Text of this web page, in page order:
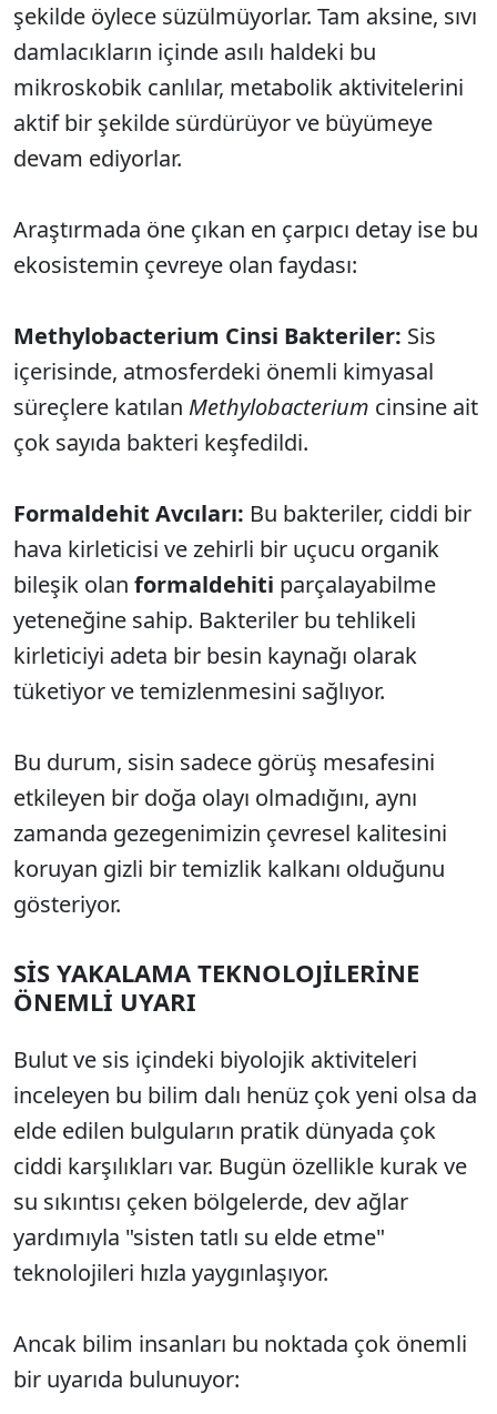
şekilde öylece süzülmüyorlar. Tam aksine, sıvı
damlacıkların içinde asılı haldeki bu
mikroskobik canlılar, metabolik aktivitelerini
aktif bir şekilde sürdürüyor ve büyümeye
devam ediyorlar.
Araştırmada öne çıkan en çarpıcı detay ise bu
ekosistemin çevreye olan faydası:
Methylobacterium Cinsi Bakteriler: Sis
içerisinde, atmosferdeki önemli kimyasal
süreçlere katılan Methylobacterium cinsine ait
çok sayıda bakteri keşfedildi.
Formaldehit Avcıları: Bu bakteriler, ciddi bir
hava kirleticisi ve zehirli bir uçucu organik
bileşik olan formaldehiti parçalayabilme
yeteneğine sahip. Bakteriler bu tehlikeli
kirleticiyi adeta bir besin kaynağı olarak
tüketiyor ve temizlenmesini sağlıyor.
Bu durum, sisin sadece görüş mesafesini
etkileyen bir doğa olayı olmadığını, aynı
zamanda gezegenimizin çevresel kalitesini
koruyan gizli bir temizlik kalkanı olduğunu
gösteriyor.
SİS YAKALAMA TEKNOLOJİLERİNE
ÖNEMLİ UYARI
Bulut ve sis içindeki biyolojik aktiviteleri
inceleyen bu bilim dalı henüz çok yeni olsa da
elde edilen bulguların pratik dünyada çok
ciddi karşılıkları var. Bugün özellikle kurak ve
su sıkıntısı çeken bölgelerde, dev ağlar
yardımıyla "sisten tatlı su elde etme"
teknolojileri hızla yaygınlaşıyor.
Ancak bilim insanları bu noktada çok önemli
bir uyarıda bulunuyor: